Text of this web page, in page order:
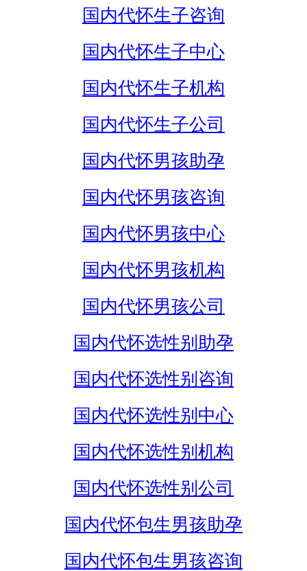
国内代怀生子咨询
国内代怀生子中心
国内代怀生子机构
国内代怀生子公司
国内代怀男孩助孕
国内代怀男孩咨询
国内代怀男孩中心
国内代怀男孩机构
国内代怀男孩公司
国内代怀选性别助孕
国内代怀选性别咨询
国内代怀选性别中心
国内代怀选性别机构
国内代怀选性别公司
国内代怀包生男孩助孕
国内代怀包生男孩咨询